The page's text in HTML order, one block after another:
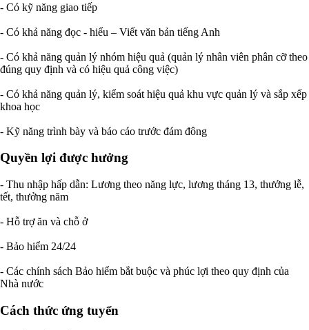
- Có kỹ năng giao tiếp
- Có khả năng đọc - hiểu – Viết văn bản tiếng Anh
- Có khả năng quản lý nhóm hiệu quả (quản lý nhân viên phân cỡ theo
đúng quy định và có hiệu quả công việc)
- Có khả năng quản lý, kiểm soát hiệu quả khu vực quản lý và sắp xếp
khoa học
- Kỹ năng trình bày và báo cáo trước đám đông
Quyền lợi được hưởng
- Thu nhập hấp dẫn: Lương theo năng lực, lương tháng 13, thưởng lễ,
tết, thưởng năm
- Hỗ trợ ăn và chỗ ở
- Bảo hiểm 24/24
- Các chính sách Bảo hiểm bắt buộc và phúc lợi theo quy định của
Nhà nước
Cách thức ứng tuyển